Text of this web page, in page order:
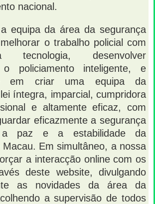
nacional.
equipa da área da segurança
o trabalho policial com
desenvolver
o policiamento inteligente, e
em criar uma equipa da
íntegra, imparcial, cumpridora
e altamente eficaz, com
eficazmente a segurança
a paz e a estabilidade da
Em simultâneo, a nossa
a interacção online com os
deste website, divulgando
as novidades da área da
a supervisão de todos